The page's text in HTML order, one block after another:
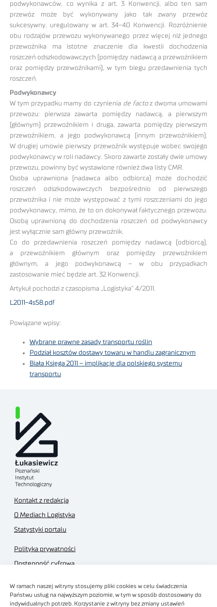
W ramach naszej witryny stosujemy pliki cookies w celu świadczenia
Państwu usług na najwyższym poziomie, w tym w sposób dostosowany do
indywidualnych potrzeb. Korzystanie z witryny bez zmiany ustawień
podwykonawców, co wynika z art. 3 Konwencji, albo ten sam
przewóz może być wykonywany jako tak zwany przewóz
sukcesywny, uregulowany w art. 34-40 Konwencji. Rozróżnienie
obu rodzajów przewozu wykonywanego przez więcej niż jednego
przewoźnika ma istotne znaczenie dla kwestii dochodzenia
roszczeń odszkodowawczych (pomiędzy nadawcą a przewoźnikiem
oraz pomiędzy przewoźnikami), w tym biegu przedawnienia tych
roszczeń.
Podwykonawcy
W tym przypadku mamy do czynienia de factoz dwoma umowami
przewozu: pierwsza zawarta pomiędzy nadawcą, a pierwszym
(głównym) przewoźnikiem i druga, zawarta pomiędzy pierwszym
przewoźnikiem, a jego podwykonawcą (innym przewoźnikiem).
W drugiej umowie pierwszy przewoźnik występuje wobec swojego
podwykonawcy w roli nadawcy. Skoro zawarte zostały dwie umowy
przewozu, powinny być wystawione również dwa listy CMR.
Osoba uprawniona (nadawca albo odbiorca) może dochodzić
roszczeń odszkodowawczych bezpośrednio od pierwszego
przewoźnika i nie może występować z tymi roszczeniami do jego
podwykonawcy, mimo, że to on dokonywał faktycznego przewozu.
Osobą uprawnioną do dochodzenia roszczeń od podwykonawcy
jest wyłącznie sam główny przewoźnik.
Co do przedawnienia roszczeń pomiędzy nadawcą (odbiorcą),
a przewoźnikiem głównym oraz pomiędzy przewoźnikiem
głównym, a jego podwykonawcą – w obu przypadkach
zastosowanie mieć będzie art. 32 Konwencji.
Artykuł pochodzi z czasopisma „Logistyka” 4/2011.
L2011-4s58.pdf
Powiązane wpisy:
Wybrane prawne zasady transportu roślin
Podział kosztów dostawy towaru w handlu zagranicznym
Biała Księga 2011 – implikacje dla polskiego systemu
transportu
Kontakt z redakcją
O Mediach Logistyka
Statystyki portalu
Polityka prywatności
Dostępność cyfrowa
Regulamin sklepu